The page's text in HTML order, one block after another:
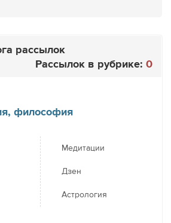
рассылок
Рассылок в рубрике: 0
философия
Медитации
Дзен
Астрология